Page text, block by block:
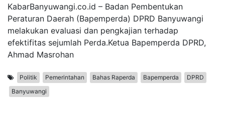
KabarBanyuwangi.co.id – Badan Pembentukan
Peraturan Daerah (Bapemperda) DPRD Banyuwangi
melakukan evaluasi dan pengkajian terhadap
efektifitas sejumlah Perda.Ketua Bapemperda DPRD,
Ahmad Masrohan
Politik Pemerintahan Bahas Raperda Bapemperda
DPRD
Banyuwangi